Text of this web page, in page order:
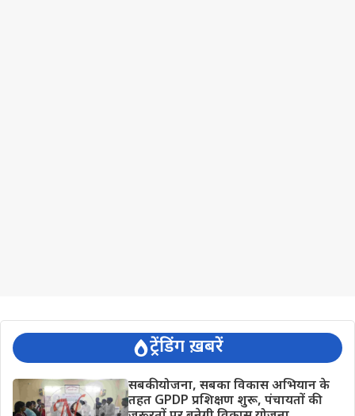
ट्रेंडिंग ख़बरें
सबकी योजना, सबका विकास अभियान के
तहत GPDP प्रशिक्षण शुरू, पंचायतों की